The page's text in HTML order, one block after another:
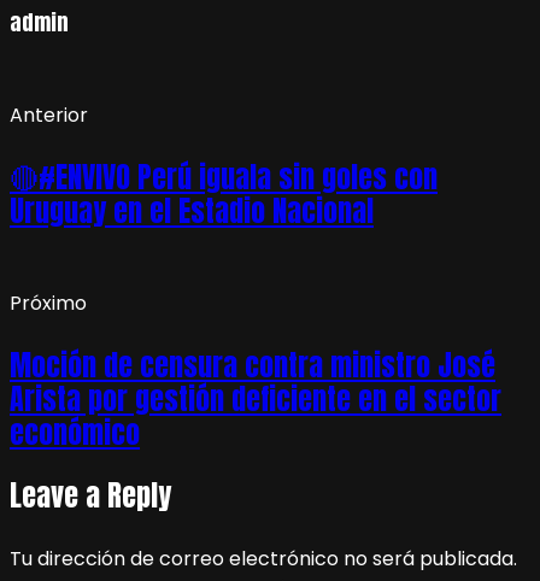
admin
Anterior
🔴#ENVIVO Perú iguala sin goles con
Uruguay en el Estadio Nacional
Próximo
Moción de censura contra ministro José
Arista por gestión deficiente en el sector
económico
Leave a Reply
Tu dirección de correo electrónico no será publicada.